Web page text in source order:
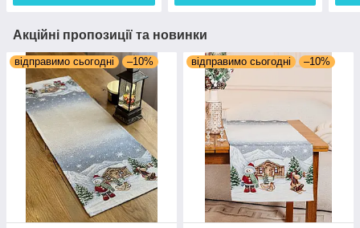
Акційні пропозиції та новинки
відправимо сьогодні –10% відправимо сьогодні –10%